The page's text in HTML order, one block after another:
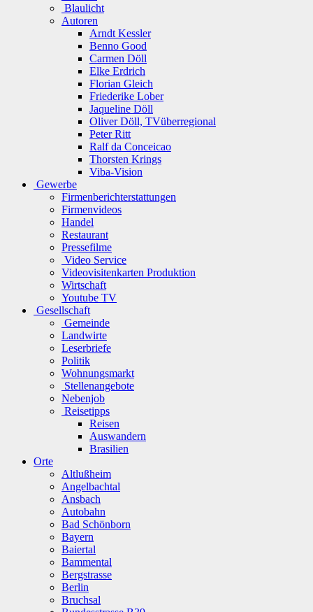
Blaulicht
Autoren
Arndt Kessler
Benno Good
Carmen Döll
Elke Erdrich
Florian Gleich
Friederike Lober
Jaqueline Döll
Oliver Döll, TVüberregional
Peter Ritt
Ralf da Conceicao
Thorsten Krings
Viba-Vision
Gewerbe
Firmenberichterstattungen
Firmenvideos
Handel
Restaurant
Pressefilme
Video Service
Videovisitenkarten Produktion
Wirtschaft
Youtube TV
Gesellschaft
Gemeinde
Landwirte
Leserbriefe
Politik
Wohnungsmarkt
Stellenangebote
Nebenjob
Reisetipps
Reisen
Auswandern
Brasilien
Orte
Altlußheim
Angelbachtal
Ansbach
Autobahn
Bad Schönborn
Bayern
Baiertal
Bammental
Bergstrasse
Berlin
Bruchsal